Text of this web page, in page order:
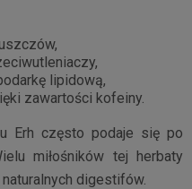
lipidową,
zawartości kofeiny.
Erh często podaje się po
miłośników tej herbaty
digestifów.